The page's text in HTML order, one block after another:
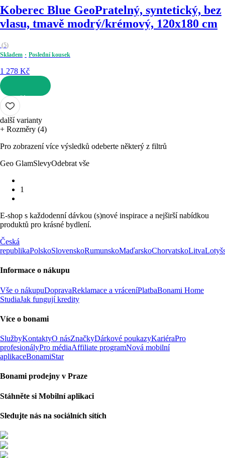
Koberec Blue GeoPratelný, syntetický, bez
vlasu, tmavě modrý/krémový, 120x180 cm
(5)
Skladem
Poslední kousek
1 278 Kč
DO KOŠÍKU
další varianty
+ Rozměry (4)
Pro zobrazení více výsledků odeberte některý z filtrů
Geo GlamSlevyOdebrat vše
1
E-shop s každodenní dávkou (s)nové inspirace a nejširší nabídkou
produktů pro krásné bydlení.
Česká
republikaPolskoSlovenskoRumunskoMaďarskoChorvatskoLitva
Informace o nákupu
Vše o nákupuDopravaReklamace a vráceníPlatbaBonami Home
StudiaJak fungují kredity
Více o bonami
SlužbyKontaktyO násZnačkyDárkové poukazyKariéraPro
profesionályPro médiaAffiliate programNová mobilní
aplikaceBonamiStar
Bonami prodejny v Praze
Stáhněte si Mobilní aplikaci
Sledujte nás na sociálních sítích